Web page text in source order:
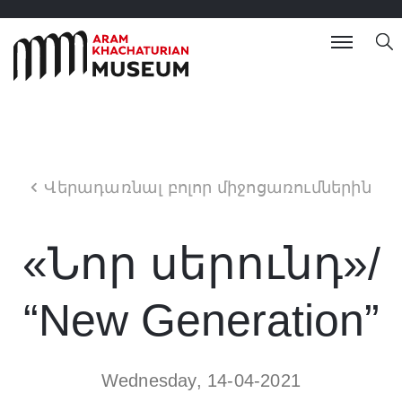
Վերադառնալ բոլոր միջոցառումներին
«Նոր սերունդ»/
“New Generation”
Wednesday, 14-04-2021